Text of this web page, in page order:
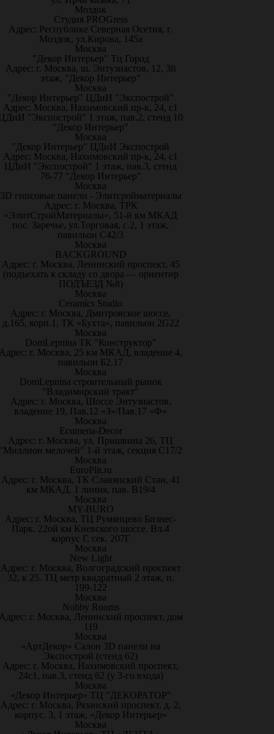
Моздок
Студия PROGress
Адрес: Республике Северная Осетия, г.
Моздок, ул.Кирова, 145а
Москва
"Декор Интерьер" Тц Город
Адрес: г. Москва, ш. Энтузиастов, 12, 3й
этаж, "Декор Интерьер"
Москва
"Декор Интерьер" ЦДиИ "Экспострой"
Адрес: Москва, Нахимовский пр-к, 24, с1
"Экспострой" 1 этаж, пав.2, стенд 10
"Декор Интерьер"
Москва
"Декор Интерьер" ЦДиИ Экспострой
Адрес: Москва, Нахимовский пр-к, 24, с1
ЦДиИ "Экспострой" 1 этаж, пав.3, стенд
76-77 "Декор Интерьер"
Москва
3D гипсовые панели - Элитсройматериалы
Адрес: г. Москва, ТРК
«ЭлитСтройМатериалы», 51-й км МКАД
пос. Заречье, ул.Торговая, с.2, 1 этаж,
павильон С42/3
Москва
BACKGROUND
Адрес: г. Москва, Ленинский проспект, 45
(подъехать к складу со двора — ориентир
ПОДЪЕЗД №8)
Москва
Ceramics Studio
Адрес: г. Москва, Дмитровское шоссе,
д.165, корп.1, ТК «Бухта», павильон 2G22
Москва
DomLepnina ТК "Конструктор"
г. Москва, 25 км МКАД, владение 4,
павильон Б2.17
Москва
DomLepnina строительный рынок
"Владимирский тракт"
Адрес: г. Москва, Шоссе Энтузиастов,
владение 19, Пав.12 «З»/Пав.17 «Ф»
Москва
Ecumena-Decor
Адрес: г. Москва, ул. Пришвина 26, ТЦ
мелочей" 1-й этаж, секция С17/2
Москва
EuroPlit.ru
Адрес: г. Москва, ТК Славянский Стан, 41
км МКАД, 1 линия, пав. В19/4
Москва
MY-BURO
Адрес: г. Москва, ТЦ Румянцево Бизнес-
Парк. 22ой км Киевского шоссе. Вл.4
корпус Г, сек. 207Г
Москва
New Light
Адрес: г. Москва, Волгоградский проспект
32, к 25. ТЦ метр квадратный 2 этаж, п.
199-122
Москва
Nobby Rooms
г. Москва, Ленинский проспект, дом
119
Москва
«АртДекор» Салон 3D панели на
Экспострой (стенд 62)
Адрес: г. Москва, Нахимовский проспект,
24с1, пав.3, стенд 62 (у 3-го входа)
Москва
«Декор Интерьер» ТЦ "ДЕКОРАТОР"
Адрес: г. Москва, Рязанский проспект, д. 2,
корпус. 3, 1 этаж, «Декор Интерьер»
Москва